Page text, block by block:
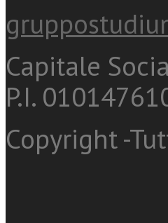
Capitale
P.I.
Copyright -